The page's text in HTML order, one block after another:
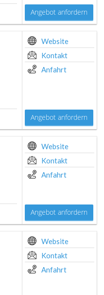
Angebot anfordern
Website
Kontakt
Anfahrt
Angebot anfordern
Website
Kontakt
Anfahrt
Angebot anfordern
Website
Kontakt
Anfahrt